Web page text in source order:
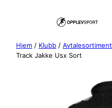
Hjem / Klubb / Avtalesortiment
Track Jakke Usx Sort